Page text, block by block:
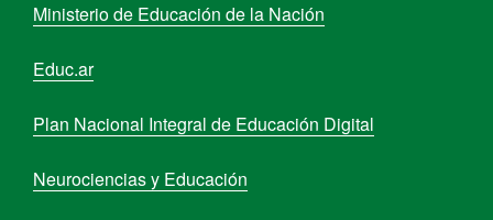
Ministerio de Educación de la Nación
Educ.ar
Plan Nacional Integral de Educación Digital
Neurociencias y Educación